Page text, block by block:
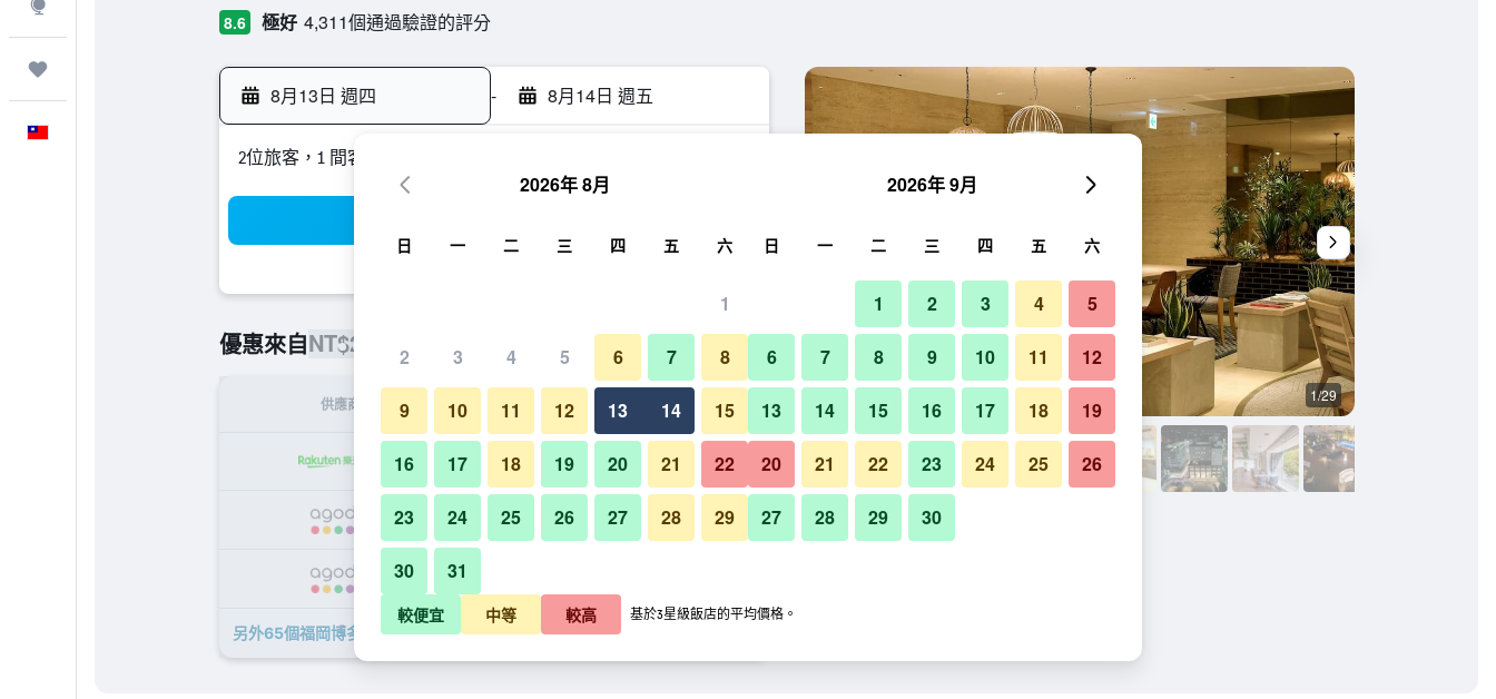
8.6 極好 4,311個通過驗證的評分
8月13日 週四 - 8月14日 週五
2位旅客，1 間客房
優惠來自NT$2,870
供應商 每晚總額
NT$2,870 查看優惠
NT$2,980 查看優惠
另外65個福岡博多站東方飯店​的優惠
餐廳 1/29
福岡博多站東方飯店的照片
2026年 8月
日 一 二 三 四 五 六
1
2 3 4 5 6 7 8
9 10 11 12 13 14 15
16 17 18 19 20 21 22
23 24 25 26 27 28 29
30 31
2026年 9月
日 一 二 三 四 五 六
1 2 3 4 5
6 7 8 9 10 11 12
13 14 15 16 17 18 19
20 21 22 23 24 25 26
27 28 29 30
較便宜 中等 較高 基於3星級飯店的平均價格。